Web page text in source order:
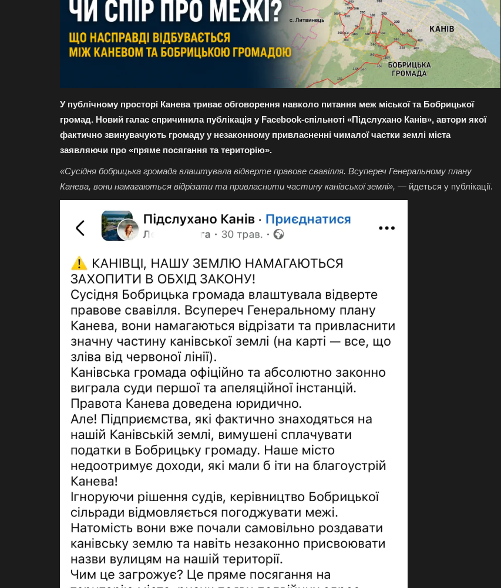
У публічному просторі Канева триває обговорення навколо питання меж міської та Бобрицької
громад. Новий галас спричинила публікація у Facebook-спільноті «Підслухано Канів», автори якої
фактично звинувачують громаду у незаконному привласненні чималої частки землі міста
заявляючи про «пряме посягання та територію».
«Сусідня бобрицька громада влаштувала відверте правове свавілля. Всупереч Генеральному плану
Канева, вони намагаються відрізати та привласнити частину канівської землі», — йдеться у публікації.